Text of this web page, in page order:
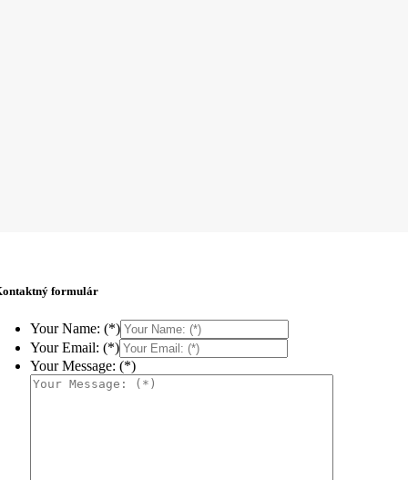
formulár
Your Name: (*)
Your Email: (*)
Your Message: (*)